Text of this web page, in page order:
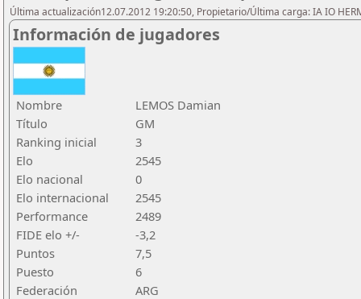
Última actualización12.07.2012 19:20:50, Propietario/Última carga: IA IO
Información de jugadores
Nombre
LEMOS Damian
Título
GM
Ranking inicial
3
Elo
2545
Elo nacional
0
Elo internacional
2545
Performance
2489
FIDE elo +/-
-3,2
Puntos
7,5
Puesto
6
Federación
ARG